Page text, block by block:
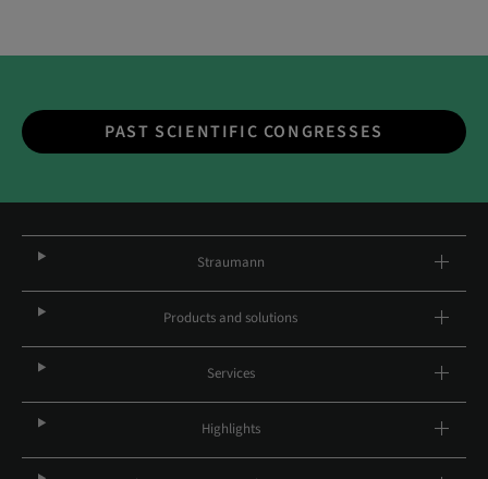
PAST SCIENTIFIC CONGRESSES
Straumann
Products and solutions
Services
Highlights